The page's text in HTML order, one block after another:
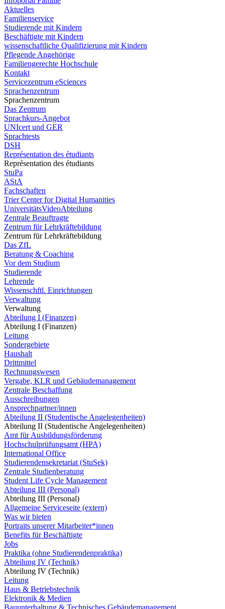
Aktuelles
Familienservice
Studierende mit Kindern
Beschäftigte mit Kindern
wissenschaftliche Qualifizierung mit Kindern
Pflegende Angehörige
Familiengerechte Hochschule
Kontakt
Servicezentrum eSciences
Sprachenzentrum
Sprachenzentrum
Das Zentrum
Sprachkurs-Angebot
UNIcert und GER
Sprachtests
DSH
Représentation des étudiants
Représentation des étudiants
StuPa
AStA
Fachschaften
Trier Center for Digital Humanities
UniversitätsVideoAbteilung
Zentrale Beauftragte
Zentrum für Lehrkräftebildung
Zentrum für Lehrkräftebildung
Das ZfL
Beratung & Coaching
Vor dem Studium
Studierende
Lehrende
Wissenschftl. Einrichtungen
Verwaltung
Verwaltung
Abteilung I (Finanzen)
Abteilung I (Finanzen)
Leitung
Sondergebiete
Haushalt
Drittmittel
Rechnungswesen
Vergabe, KLR und Gebäudemanagement
Zentrale Beschaffung
Ausschreibungen
Ansprechpartner/innen
Abteilung II (Studentische Angelegenheiten)
Abteilung II (Studentische Angelegenheiten)
Amt für Ausbildungsförderung
Hochschulprüfungsamt (HPA)
International Office
Studierendensekretariat (StuSek)
Zentrale Studienberatung
Student Life Cycle Management
Abteilung III (Personal)
Abteilung III (Personal)
Allgemeine Serviceseite (extern)
Was wir bieten
Portraits unserer Mitarbeiter*innen
Benefits für Beschäftigte
Jobs
Praktika (ohne Studierendenpraktika)
Abteilung IV (Technik)
Abteilung IV (Technik)
Leitung
Haus & Betriebstechnik
Elektronik & Medien
Bauunterhaltung & Technisches Gebäudemanagement